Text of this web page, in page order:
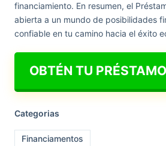
financiamiento. En resumen, el
abierta a un mundo de posibilidades
confiable en tu camino hacia el éxito
OBTÉN TU
Categorias
Financiamentos